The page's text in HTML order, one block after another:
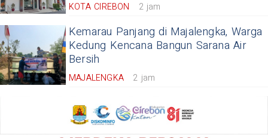
KOTA CIREBON 2 jam
Kemarau Panjang di Majalengka, Warga
Kedung Kencana Bangun Sarana Air
Bersih
MAJALENGKA 2 jam